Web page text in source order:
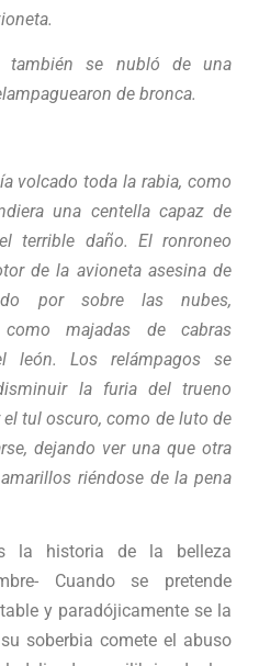
también se nubló de una
de bronca.
volcado toda la rabia, como
una centella capaz de
terrible daño. El ronroneo
de la avioneta asesina de
por sobre las nubes,
como majadas de cabras
león. Los relámpagos se
la furia del trueno
tul oscuro, como de luto de
dejando ver una que otra
riéndose de la pena
la historia de la belleza
Cuando se pretende
y paradójicamente se la
soberbia comete el abuso